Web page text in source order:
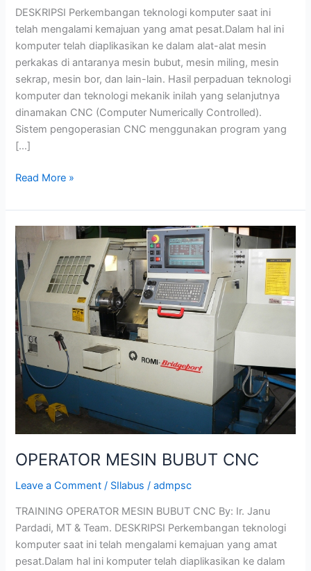
DESKRIPSI Perkembangan teknologi komputer saat ini
telah mengalami kemajuan yang amat pesat.Dalam hal ini
komputer telah diaplikasikan ke dalam alat-alat mesin
perkakas di antaranya mesin bubut, mesin miling, mesin
sekrap, mesin bor, dan lain-lain. Hasil perpaduan teknologi
komputer dan teknologi mekanik inilah yang selanjutnya
dinamakan CNC (Computer Numerically Controlled).
Sistem pengoperasian CNC menggunakan program yang
[…]
Read More »
OPERATOR MESIN BUBUT CNC
Leave a Comment / SIlabus /admpsc
TRAINING OPERATOR MESIN BUBUT CNC By: Ir. Janu
Pardadi, MT & Team. DESKRIPSI Perkembangan teknologi
komputer saat ini telah mengalami kemajuan yang amat
pesat.Dalam hal ini komputer telah diaplikasikan ke dalam
OPERATOR
MESIN
BUBUT
CNC